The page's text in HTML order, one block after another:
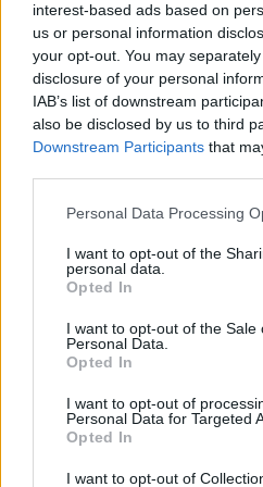
interest-based ads based on
us or personal information
your opt-out. You may
disclosure of your personal
IAB’s list of downstream
also be disclosed by us to third
Downstream Participants that
Personal Data Processing
I want to opt-out of the
personal data.
Opted In
I want to opt-out of the Sale
Personal Data.
Opted In
I want to opt-out of
Personal Data for Targeted
Opted In
I want to opt-out of
DEIXA UNA RESPOSTA
Comentari: